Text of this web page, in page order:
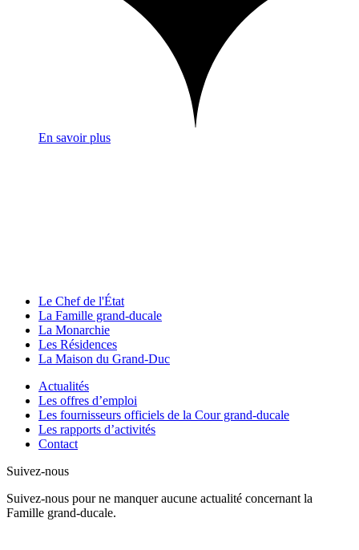
En savoir plus
Le Chef de l'État
La Famille grand-ducale
La Monarchie
Les Résidences
La Maison du Grand-Duc
Actualités
Les offres d’emploi
Les fournisseurs officiels de la Cour grand-ducale
Les rapports d’activités
Contact
Suivez-nous
Suivez-nous pour ne manquer aucune actualité concernant la
Famille grand-ducale.